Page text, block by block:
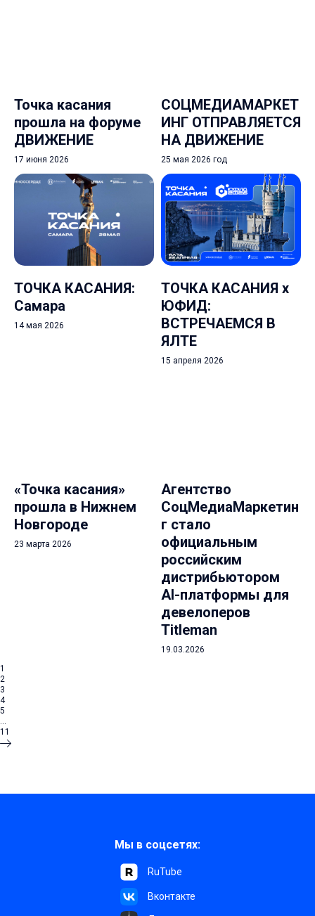
Точка касания
прошла на форуме
ДВИЖЕНИЕ
17 июня 2026
СОЦМЕДИАМАРКЕТ
ИНГ ОТПРАВЛЯЕТСЯ
НА ДВИЖЕНИЕ
25 мая 2026 год
ТОЧКА КАСАНИЯ:
Самара
14 мая 2026
ТОЧКА КАСАНИЯ х
ЮФИД:
ВСТРЕЧАЕМСЯ В
ЯЛТЕ
15 апреля 2026
«Точка касания»
прошла в Нижнем
Новгороде
23 марта 2026
Агентство
СоцМедиаМаркетин
г стало
официальным
российским
дистрибьютором
AI-платформы для
девелоперов
Titleman
19.03.2026
1
2
3
4
5
...
11
RuTube
Вконтакте
Мы в соцсетях: